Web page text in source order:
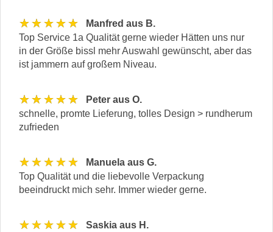
★★★★★
Manfred aus B.
Top Service 1a Qualität gerne wieder Hätten uns nur
in der Größe bissl mehr Auswahl gewünscht, aber das
ist jammern auf großem Niveau.
★★★★★
Peter aus O.
schnelle, promte Lieferung, tolles Design > rundherum
zufrieden
★★★★★
Manuela aus G.
Top Qualität und die liebevolle Verpackung
beeindruckt mich sehr. Immer wieder gerne.
★★★★★
Saskia aus H.